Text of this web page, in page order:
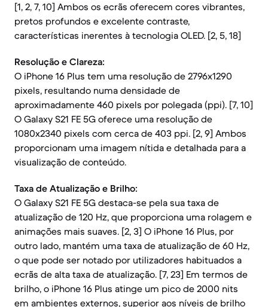
[1, 2, 7, 10] Ambos os ecrãs oferecem cores vibrantes,
pretos profundos e excelente contraste,
características inerentes à tecnologia OLED. [2, 5, 18]
Resolução e Clareza:
O iPhone 16 Plus tem uma resolução de 2796x1290
pixels, resultando numa densidade de
aproximadamente 460 pixels por polegada (ppi). [7, 10]
O Galaxy S21 FE 5G oferece uma resolução de
1080x2340 pixels com cerca de 403 ppi. [2, 9] Ambos
proporcionam uma imagem nítida e detalhada para a
visualização de conteúdo.
Taxa de Atualização e Brilho:
O Galaxy S21 FE 5G destaca-se pela sua taxa de
atualização de 120 Hz, que proporciona uma rolagem e
animações mais suaves. [2, 3] O iPhone 16 Plus, por
outro lado, mantém uma taxa de atualização de 60 Hz,
o que pode ser notado por utilizadores habituados a
ecrãs de alta taxa de atualização. [7, 23] Em termos de
brilho, o iPhone 16 Plus atinge um pico de 2000 nits
em ambientes externos, superior aos níveis de brilho